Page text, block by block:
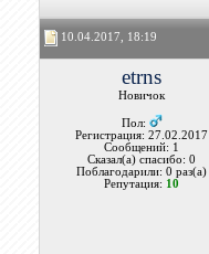
10.04.2017, 18:19
etrns
Новичок
Пол:
Регистрация: 27.02.2017
Сообщений: 1
Сказал(а) спасибо: 0
Поблагодарили: 0 раз(а)
Репутация: 10